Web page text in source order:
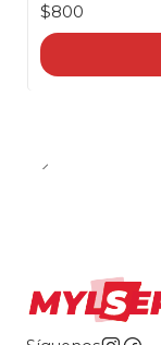
$800